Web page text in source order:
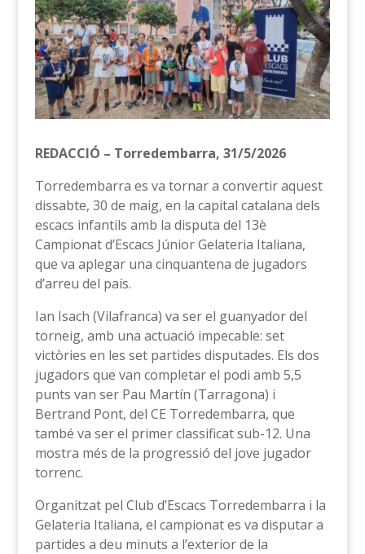
REDACCIÓ – Torredembarra, 31/5/2026
Torredembarra es va tornar a convertir aquest
dissabte, 30 de maig, en la capital catalana dels
escacs infantils amb la disputa del 13è
Campionat d’Escacs Júnior Gelateria Italiana,
que va aplegar una cinquantena de jugadors
d’arreu del país.
Ian Isach (Vilafranca) va ser el guanyador del
torneig, amb una actuació impecable: set
victòries en les set partides disputades. Els dos
jugadors que van completar el podi amb 5,5
punts van ser Pau Martín (Tarragona) i
Bertrand Pont, del CE Torredembarra, que
també va ser el primer classificat sub-12. Una
mostra més de la progressió del jove jugador
torrenc.
Organitzat pel Club d’Escacs Torredembarra i la
Gelateria Italiana, el campionat es va disputar a
partides a deu minuts a l’exterior de la